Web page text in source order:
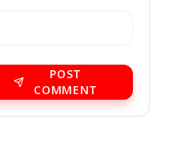
POST
COMMENT